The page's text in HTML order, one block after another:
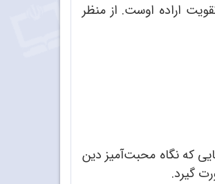
اراده‌ اوست. از منظر
که نگاه محبت‌آمیز دین
گیرد.